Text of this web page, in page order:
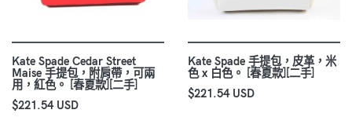
Kate Spade Cedar Street
Maise 手提包，附肩帶，可兩
用，紅色。 [春夏款][二手]
$221.54 USD
Kate Spade 手提包，皮革，米
色 x 白色。 [春夏款][二手]
$221.54 USD